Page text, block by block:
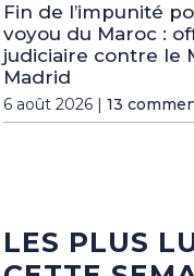
Fin de l’impunité
voyou du Maroc :
judiciaire contre le
Madrid
6 août 2026 | 13
LES PLUS